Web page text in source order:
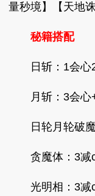
量秒境】【天地
秘籍搭配
日斩：1会心2
月斩：3会心+
日轮月轮破魔
贪魔体：3减
光明相：3减